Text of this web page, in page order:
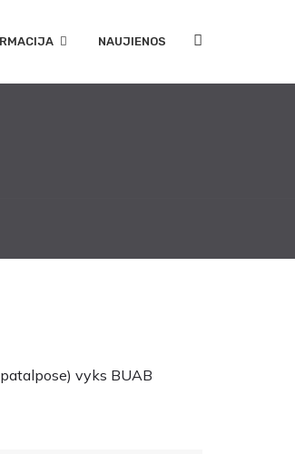
NAUJIENOS
vyks BUAB